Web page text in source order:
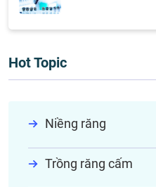
Hot Topic
Niềng răng
Trồng răng cấm